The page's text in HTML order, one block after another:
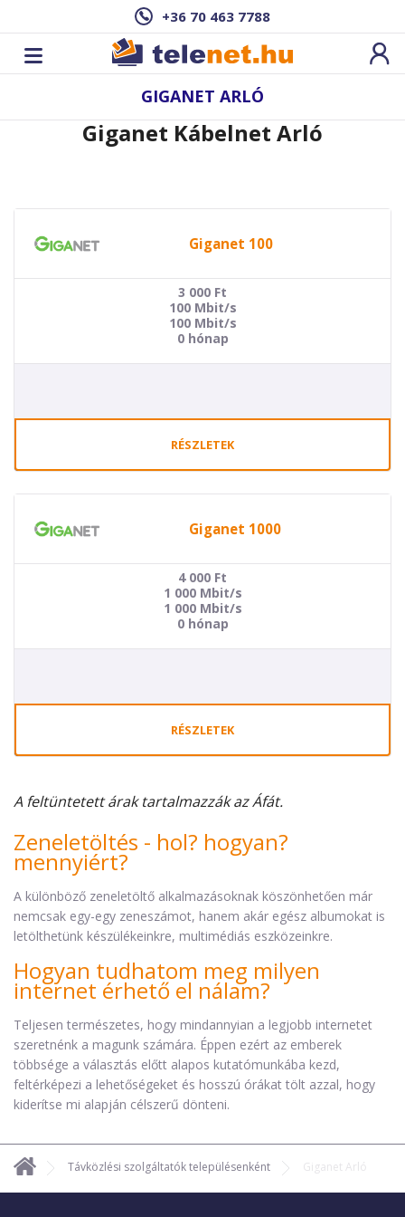
+36 70 463 7788
GIGANET ARLÓ
Giganet Kábelnet Arló
Giganet 100
3 000 Ft
100 Mbit/s
100 Mbit/s
0 hónap
RÉSZLETEK
Giganet 1000
4 000 Ft
1 000 Mbit/s
1 000 Mbit/s
0 hónap
RÉSZLETEK
A feltüntetett árak tartalmazzák az Áfát.
Zeneletöltés - hol? hogyan?
mennyiért?
A különböző zeneletöltő alkalmazásoknak köszönhetően már
nemcsak egy-egy zeneszámot, hanem akár egész albumokat is
letölthetünk készülékeinkre, multimédiás eszközeinkre.
Hogyan tudhatom meg milyen
internet érhető el nálam?
Teljesen természetes, hogy mindannyian a legjobb internetet
szeretnénk a magunk számára. Éppen ezért az emberek
többsége a választás előtt alapos kutatómunkába kezd,
feltérképezi a lehetőségeket és hosszú órákat tölt azzal, hogy
kiderítse mi alapján célszerű dönteni.
Távközlési szolgáltatók településenként Giganet Arló